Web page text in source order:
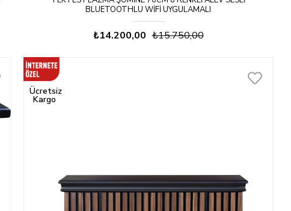
BLUETOOTHLU WIFI UYGULAMALI
₺14.200,00 ₺15.750,00
Ücretsiz
Kargo